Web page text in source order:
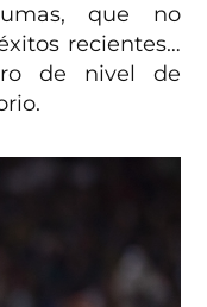
que no
recientes…
de nivel de